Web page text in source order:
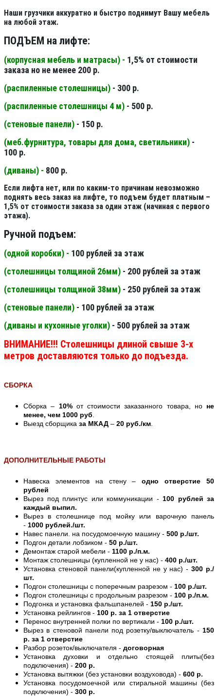
Наши грузчики аккуратно и быстро поднимут Вашу мебель
на любой этаж.
ПОДЪЕМ на лифте:
(корпусная мебель и матрасы) - 1,5% от стоимости
заказа но не менее 200 р.
(распиленные столешницы) - 300 р.
(распиленные столешницы 4 м) - 500 р.
(стеновые панели) - 150 р.
(меб.фурнитура, товары для дома, светильники) -
100 р.
(диваны) - 800 р.
Если лифта нет, или по каким-то причинам невозможно
поднять весь заказ на лифте, то подъем будет платным –
1,5% от стоимости заказа за один этаж (начиная с первого
этажа).
Ручной подъем:
(одной коробки) - 100 рублей за этаж
(столешницы толщиной 26мм) - 200 рублей за этаж
(столешницы толщиной 38мм) - 250 рублей за этаж
(стеновые панели) - 100 рублей за этаж
(диваны и кухонные уголки) - 500 рублей за этаж
ВНИМАНИЕ!!! Столешницы длиной свыше 3-х
метров доставляются только до подъезда.
СБОРКА
Сборка – 10%от стоимости заказанного товара, но не
менее, чем 1000 руб
Выезд сборщика за МКАД – 20 руб./км
ДОПОЛНИТЕЛЬНЫЕ РАБОТЫ
Навеска элементов на стену –одно отверстие 50
рублей
Вырез под плинтус или коммуникации - 100 рублей за
каждый выпил.
Вырез в столешнице под мойку или варочную панель
- 1000 рублей./шт.
Навес панели. на посудомоечную машину - 500 р./шт.
Подгон детали лобзиком - 50 р./шт.
Демонтаж старой мебели - 1100 р./п.м.
Монтаж столешницы (купленной не у нас) - 400 р./шт.
Установка стеновой панели(купленной не у нас) -300 р./
шт.
Подгон столешницы с поперечным разрезом - 100 р./шт.
Подгон столешницы с продольным разрезом - 100 р./п.м.
Подгонка и установка фальшпанелей - 150 р./шт.
Установка рейлингов - 100 р. за 1 отверстие
Перенос внутренней полки по вертикали - 100 р./шт.
Вырез в стеновой панели под розетку/выключатель - 150
р. за 1 отверстие
Разбор розеток/выключателя - договорная
Установка духовки и отдельно стоящей плиты(без
подключения) - 200 р.
Установка вытяжки (без установки воздуховода) - 600 р.
Установка посудомоечной или стиральной машины (без
подключения) - 300 р.